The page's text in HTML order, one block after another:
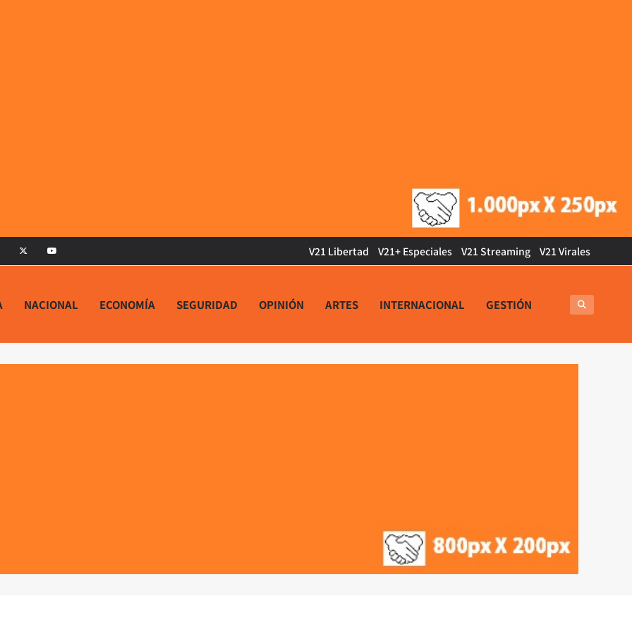
V21 Libertad V21+ Especiales V21 Streaming V21 Virales
NACIONAL ECONOMÍA SEGURIDAD OPINIÓN ARTES INTERNACIONAL GESTIÓN